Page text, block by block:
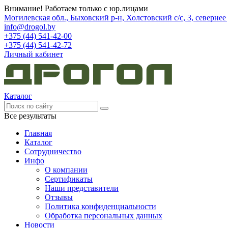
Внимание! Работаем только с юр.лицами
Могилевская обл., Быховский р-н, Холстовский с/с, 3,
info@drogol.by
+375 (44) 541-42-00
+375 (44) 541-42-72
Личный кабинет
Каталог
Все результаты
Главная
Каталог
Сотрудничество
Инфо
О компании
Сертификаты
Наши представители
Отзывы
Политика конфиденциальности
Обработка персональных данных
Новости